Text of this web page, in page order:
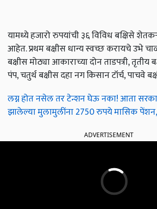
यामध्ये हजारो रुपयांची ३६ विविध बक्षिसे
आहेत. प्रथम बक्षीस धान्य स्वच्छ करायचे उभे
बक्षीस मोठ्या आकाराच्या दोन ताडपत्री, तृतीय
पंप, चतुर्थ बक्षीस दहा नग किसान टॉर्च, पाचवे
लग्न होत नसेल तर टेन्शन घेऊ नका! आता
झालेल्या मुलामुलींना 2750 रुपये मासिक पेंशन,
ADVERTISEMENT